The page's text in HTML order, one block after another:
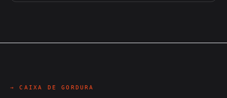
→ CAIXA DE GORDURA